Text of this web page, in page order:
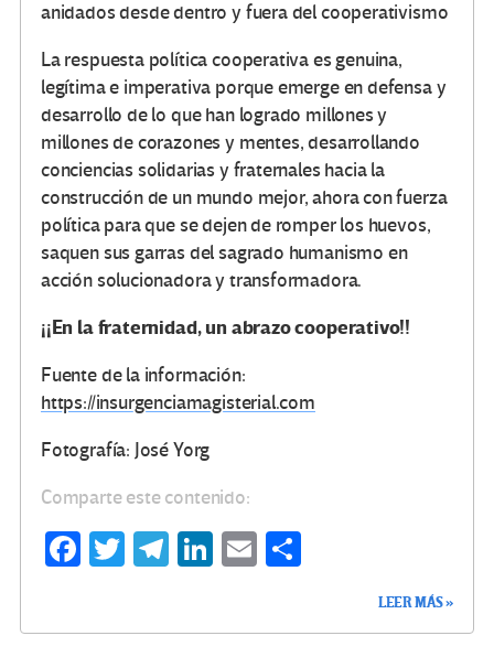
anidados desde dentro y fuera del cooperativismo
La respuesta política cooperativa es genuina,
legítima e imperativa porque emerge en defensa y
desarrollo de lo que han logrado millones y
millones de corazones y mentes, desarrollando
conciencias solidarias y fraternales hacia la
construcción de un mundo mejor, ahora con fuerza
política para que se dejen de romper los huevos,
saquen sus garras del sagrado humanismo en
acción solucionadora y transformadora.
¡¡En la fraternidad, un abrazo cooperativo!!
Fuente de la información:
https://insurgenciamagisterial.com
Fotografía: José Yorg
Comparte este contenido:
Fa T
Te
Li
E
LEER MÁS »